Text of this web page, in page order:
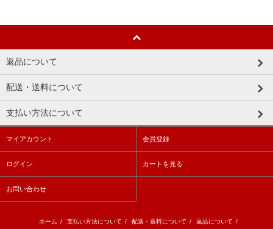
返品について
配送・送料について
支払い方法について
マイアカウント 会員登録
ログイン カートを見る
お問い合わせ
ホーム / 支払い方法について / 配送・送料について / 返品について /